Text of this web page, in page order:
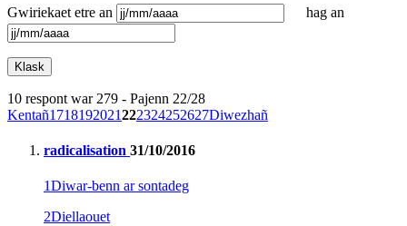
Gwiriekaet etre an hag an
10 respont war 279 - Pajenn 22/28
Kentañ1718192021222324252627Diwezhañ
radicalisation 31/10/2016
1Diwar-benn ar sontadeg
2Diellaouet